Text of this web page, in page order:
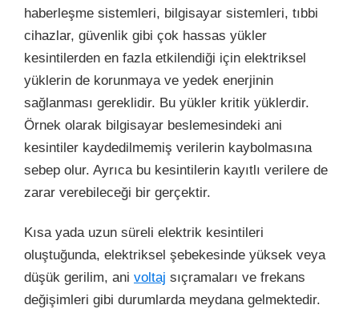
haberleşme sistemleri, bilgisayar sistemleri, tıbbi
cihazlar, güvenlik gibi çok hassas yükler
kesintilerden en fazla etkilendiği için elektriksel
yüklerin de korunmaya ve yedek enerjinin
sağlanması gereklidir. Bu yükler kritik yüklerdir.
Örnek olarak bilgisayar beslemesindeki ani
kesintiler kaydedilmemiş verilerin kaybolmasına
sebep olur. Ayrıca bu kesintilerin kayıtlı verilere de
zarar verebileceği bir gerçektir.
Kısa yada uzun süreli elektrik kesintileri
oluştuğunda, elektriksel şebekesinde yüksek veya
düşük gerilim, ani voltaj sıçramaları ve frekans
değişimleri gibi durumlarda meydana gelmektedir.